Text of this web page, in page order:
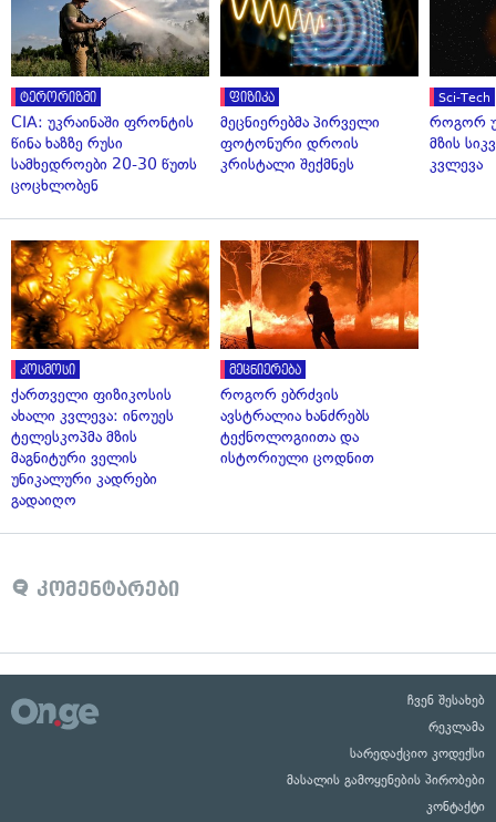
ტერორიზმი
CIA: უკრაინაში ფრონტის
წინა ხაზზე რუსი
სამხედროები 20-30 წუთს
ცოცხლობენ
ფიზიკა
მეცნიერებმა პირველი
ფოტონური დროის
კრისტალი შექმნეს
Sci-Tech
როგორ
მზის
კვლევა
კოსმოსი
ქართველი ფიზიკოსის
ახალი კვლევა: ინოუეს
ტელესკოპმა მზის
მაგნიტური ველის
უნიკალური კადრები
გადაიღო
მეცნიერება
როგორ ებრძვის
ავსტრალია ხანძრებს
ტექნოლოგიითა და
ისტორიული ცოდნით
კომენტარები
ჩვენ შესახებ
რეკლამა
სარედაქციო კოდექსი
მასალის გამოყენების პირობები
კონტაქტი